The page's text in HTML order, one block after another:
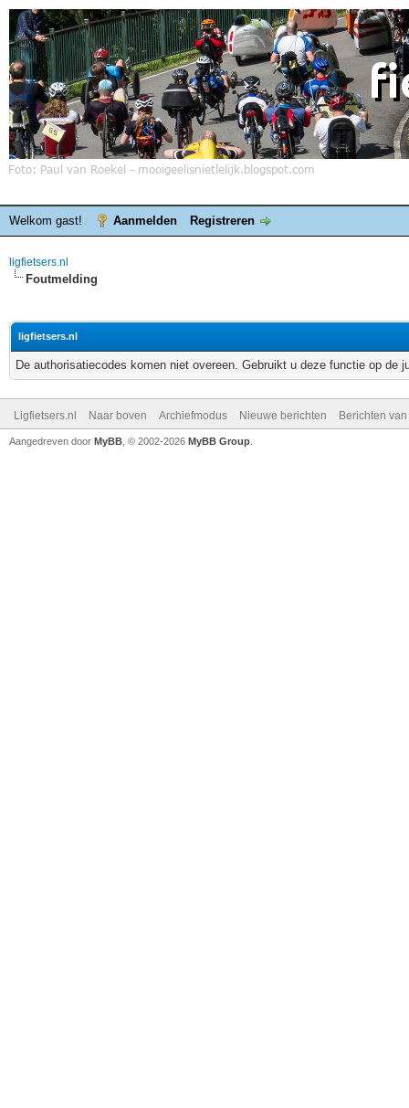
Welkom gast! Aanmelden Registreren
ligfietsers.nl
Foutmelding
ligfietsers.nl
De authorisatiecodes komen niet overeen. Gebruikt u deze functie op de
Ligfietsers.nl Naar boven Archiefmodus Nieuwe berichten Berichten
Aangedreven door MyBB , © 2002-2026 MyBB Group